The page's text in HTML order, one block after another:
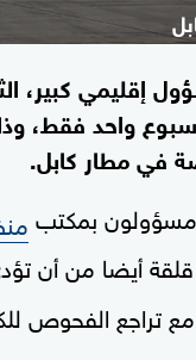
إقليمي كبير،
واحد فقط،
في مطار كابل.
بمكتب
قلقة أيضا من أن
الفحوص للكشف عن